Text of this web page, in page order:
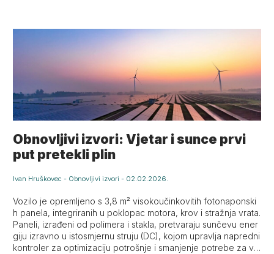
Obnovljivi izvori: Vjetar i sunce prvi
put pretekli plin
Ivan Hruškovec - Obnovljivi izvori - 02.02.2026.
Vozilo je opremljeno s 3,8 m² visokoučinkovitih fotonaponski
h panela, integriranih u poklopac motora, krov i stražnja vrata.
Paneli, izrađeni od polimera i stakla, pretvaraju sunčevu ener
giju izravno u istosmjernu struju (DC), kojom upravlja napredni
kontroler za optimizaciju potrošnje i smanjenje potrebe za va